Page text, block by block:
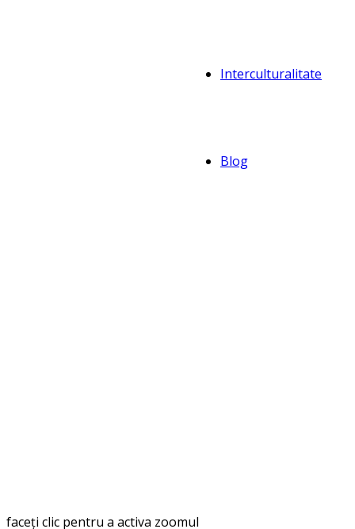
Interculturalitate
Blog
faceți clic pentru a activa zoomul